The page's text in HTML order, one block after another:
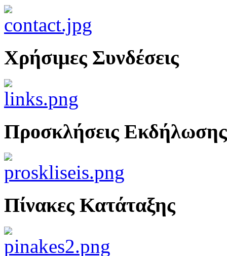
Χρήσιμες Συνδέσεις
Προσκλήσεις
Πίνακες Κατάταξης